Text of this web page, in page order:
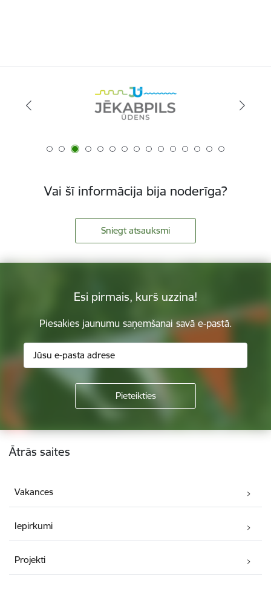
Vai šī informācija bija noderīga?
Sniegt atsauksmi
Esi pirmais, kurš uzzina!
Piesakies jaunumu saņemšanai savā e-pastā.
Kājene
Ātrās saites
Vakances
Iepirkumi
Projekti